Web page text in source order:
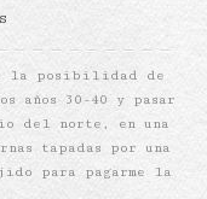
la posibilidad de
30-40 y pasar
del norte, en una
tapadas por una
para pagarme la